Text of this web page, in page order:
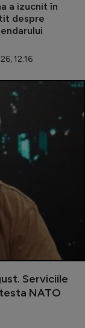
a izucnit în
despre
12:16
Serviciile
NATO